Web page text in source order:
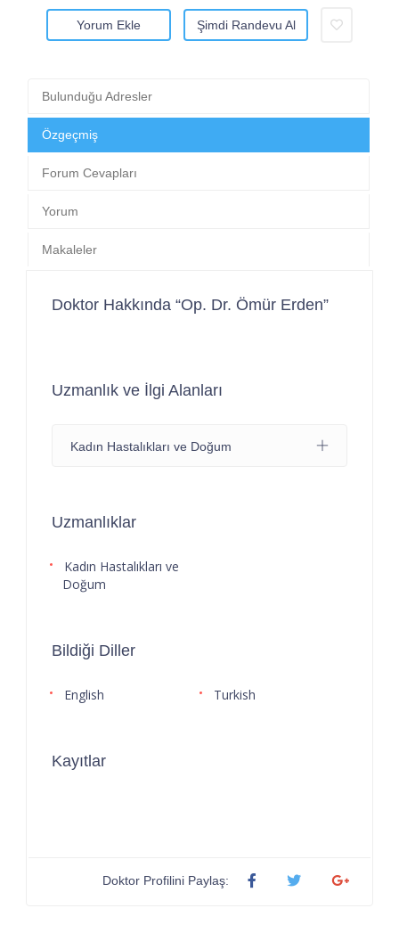
Yorum Ekle Şimdi Randevu Al
Bulunduğu Adresler
Özgeçmiş
Forum Cevapları
Yorum
Makaleler
Doktor Hakkında “Op. Dr. Ömür Erden”
Uzmanlık ve İlgi Alanları
Kadın Hastalıkları ve Doğum
Uzmanlıklar
Kadın Hastalıkları ve
Doğum
Bildiği Diller
English Turkish
Kayıtlar
Doktor Profilini Paylaş: